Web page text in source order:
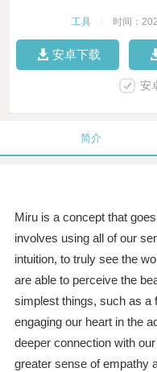
工具 时间：
安卓下载
安
简介
Miru is a concept that
involves using all of our
intuition, to truly see the
are able to perceive the
simplest things, such as a
engaging our heart in the
deeper connection with
greater sense of empathy